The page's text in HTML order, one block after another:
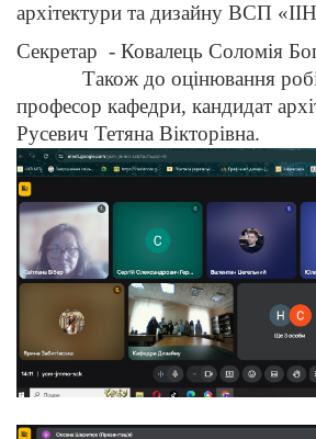
архітектури та дизайну ВСП
Секретар - Ковалець Соломія
Також до оцінювання
професор кафедри, кандидат
Русевич Тетяна Вікторівна.